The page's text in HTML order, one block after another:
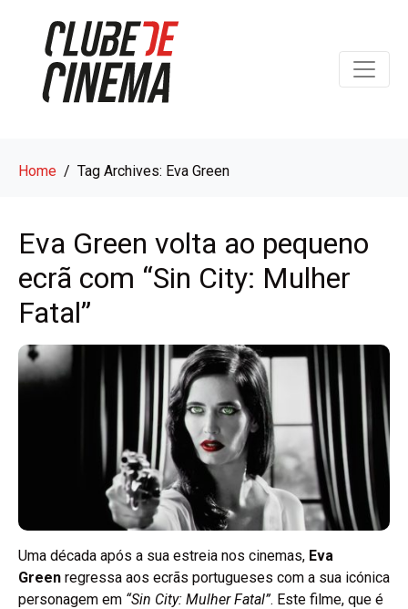
Home Tag Archives: Eva Green
Eva Green volta ao pequeno
ecrã com “Sin City: Mulher
Fatal”
Uma década após a sua estreia nos cinemas, Eva
Green regressa aos ecrãs portugueses com a sua icónica
personagem em “Sin City: Mulher Fatal”. Este filme, que é